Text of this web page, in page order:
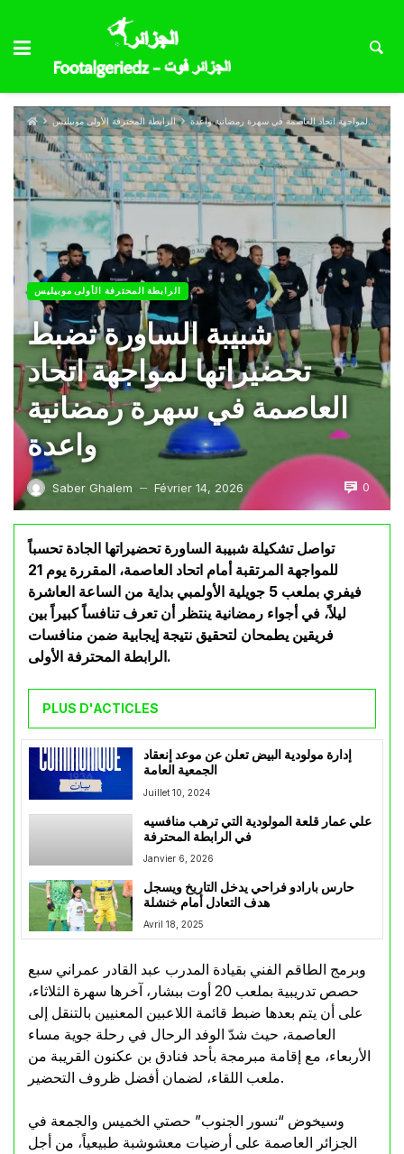
الرابطة المحترفة الأولى موبيليس شبيبة الساورة تضبط تحضيراتها لمواجهة اتحاد العاصمة في سهرة رمضانية واعدة
الرابطة المحترفة الأولى موبيليس
شبيبة الساورة تضبط
تحضيراتها لمواجهة اتحاد
العاصمة في سهرة رمضانية
واعدة
Saber Ghalem — Février 14, 2026 0
تواصل تشكيلة شبيبة الساورة تحضيراتها الجادة تحسباً
للمواجهة المرتقبة أمام اتحاد العاصمة، المقررة يوم 21
فيفري بملعب 5 جويلية الأولمبي بداية من الساعة العاشرة
ليلاً، في أجواء رمضانية ينتظر أن تعرف تنافساً كبيراً بين
فريقين يطمحان لتحقيق نتيجة إيجابية ضمن منافسات
الرابطة المحترفة الأولى.
PLUS D'ACTICLES
إدارة مولودية البيض تعلن عن موعد إنعقاد
الجمعية العامة
Juillet 10, 2024
علي عمار قلعة المولودية التي ترهب منافسيه
في الرابطة المحترفة
Janvier 6, 2026
حارس بارادو فراحي يدخل التاريخ ويسجل
هدف التعادل أمام خنشلة
Avril 18, 2025
وبرمج الطاقم الفني بقيادة المدرب عبد القادر عمراني سبع
حصص تدريبية بملعب 20 أوت ببشار، آخرها سهرة الثلاثاء،
على أن يتم بعدها ضبط قائمة اللاعبين المعنيين بالتنقل إلى
العاصمة، حيث شدّ الوفد الرحال في رحلة جوية مساء
الأربعاء، مع إقامة مبرمجة بأحد فنادق بن عكنون القريبة من
ملعب اللقاء، لضمان أفضل ظروف التحضير.
وسيخوض “نسور الجنوب” حصتي الخميس والجمعة في
الجزائر العاصمة على أرضيات معشوشبة طبيعياً، من أجل